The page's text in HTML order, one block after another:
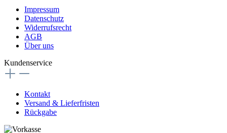
Impressum
Datenschutz
Widerrufsrecht
AGB
Über uns
Kundenservice
Kontakt
Versand & Lieferfristen
Rückgabe